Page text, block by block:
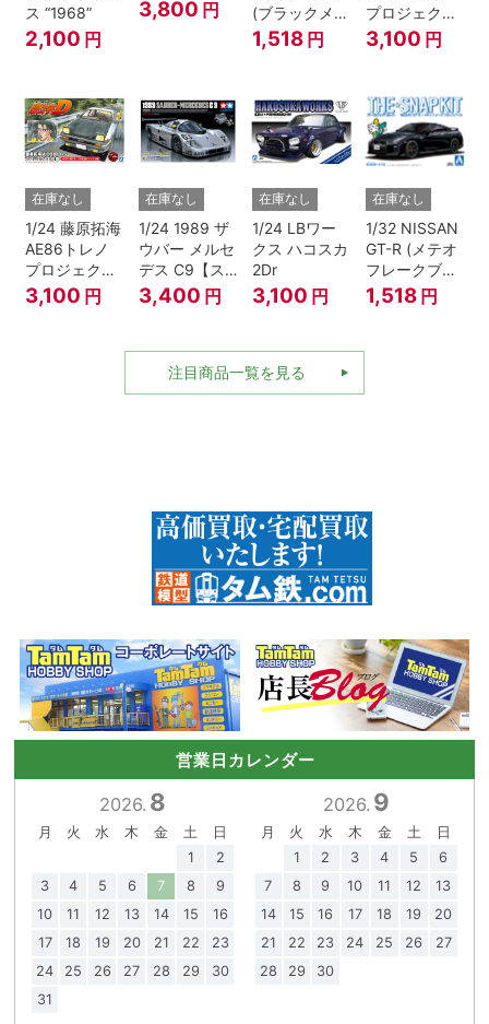
ス “1968”
2,100 円
3,800 円
(ブラックメタ
リック)
1,518 円
プロジェクト
D仕様『頭文
字D』
3,100 円
在庫なし
1/24 藤原拓海
AE86トレノ
プロジェクト
D仕様『頭文
字D』
3,100 円
在庫なし
1/24 1989 ザ
ウバー メルセ
デス C9【ス
ケール特別販
売商品】
3,400 円
在庫なし
1/24 LBワー
クス ハコスカ
2Dr
3,100 円
在庫なし
1/32 NISSAN
GT-R (メテオ
フレークブラ
ックパール)
1,518 円
注目商品一覧を見る
営業日カレンダー
2026. 8
月 火 水 木 金 土
日
1
2
3
4 5 6 7 8
9
10
11 12 13 14 15
16
17
18 19 20 21 22
23
24
25 26 27 28 29
30
31
2026. 9
月 火 水 木 金 土
日
1
2 3 4 5
6
7
8 9 10 11 12
13
14
15 16 17 18 19
20
21
22 23 24 25 26
27
28
29 30